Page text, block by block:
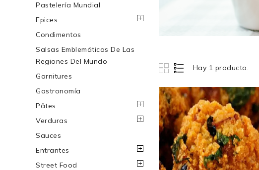
Pastelería Mundial
Epices
Condimentos
Salsas Emblemáticas De Las
Regiones Del Mundo
Garnitures
Gastronomía
Pâtes
Verduras
Sauces
Entrantes
Street Food
Hay 1 producto.